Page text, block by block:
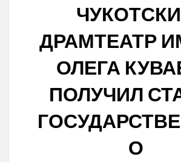
ДРАМТЕАТР
ОЛЕГА
ПОЛУЧИЛ
О